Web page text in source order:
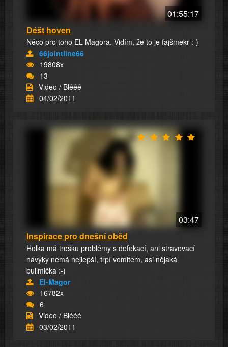
01:55:17
Déšt hoven
Něco pro toho EL Magora. Vidím, že to je fajšmekr :-)
66jointline66
19808x
13
Video / Blééé
04/02/2011
03:47
Inspirace pro dnešní oběd
Holka má trošku problémy s defekací, ani stravovací
návyky nemá nejlepší, trpí vomitem, asi nějaká
bulimička :-)
El-Magor
16782x
6
Video / Blééé
03/02/2011